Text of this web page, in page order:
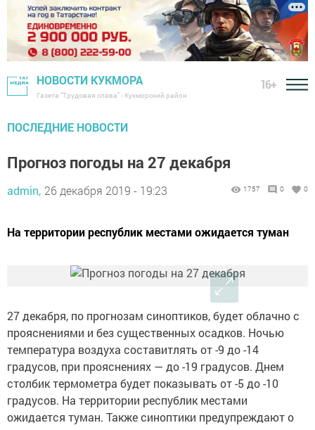
НОВОСТИ КУКМОРА
Газета "Трудовая слава" - Кукморский район
16+
ПОСЛЕДНИЕ НОВОСТИ
Прогноз погоды на 27 декабря
admin, 26 декабря 2019 - 19:23 1757 0 0
На территории республик местами ожидается туман
27 декабря, по прогнозам синоптиков, будет облачно с
прояснениями и без существенных осадков. Ночью
температура воздуха составитлять от -9 до -14
градусов, при прояснениях — до -19 градусов. Днем
столбик термометра будет показывать от -5 до -10
градусов. На территории республик местами
ожидается туман. Также синоптики предупреждают о